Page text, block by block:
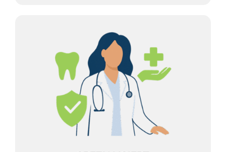
100% Fokus auf Heilberufe
Wir haben uns auf die Beratung des
Gesundheitswesens spezialisiert und verfügen über
langjährige Erfahrung in diesem Bereich. Wir
kennen daher die steuerlichen Besonderheiten bei